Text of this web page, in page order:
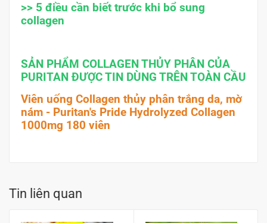
>> 5 điều cần biết trước khi bổ sung
collagen
SẢN PHẨM COLLAGEN THỦY PHÂN CỦA
PURITAN ĐƯỢC TIN DÙNG TRÊN TOÀN CẦU
Viên uống Collagen thủy phân trắng da, mờ
nám - Puritan's Pride Hydrolyzed Collagen
1000mg 180 viên
Tin liên quan